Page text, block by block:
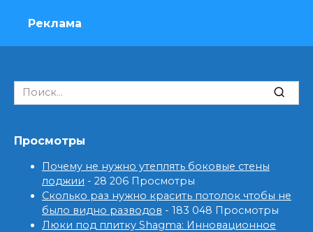
Реклама
Search
for:
Просмотры
Почему не нужно утеплять боковые стены
лоджии - 28 206 Просмотры
Сколько раз нужно красить потолок чтобы не
было видно разводов - 183 048 Просмотры
Люки под плитку Shagma: Инновационное